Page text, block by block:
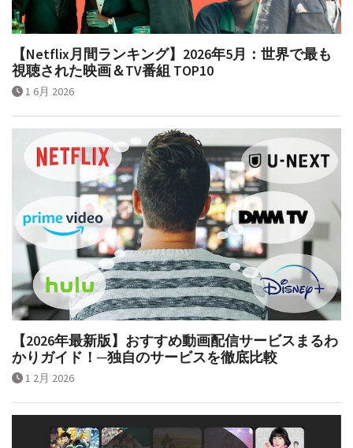
【Netflix月間ランキング】2026年5月：世界で最も
視聴された映画＆TV番組 TOP10
1 6月 2026
【2026年最新版】おすすめ動画配信サービスまるわ
かりガイド！─独自のサービスを徹底比較
1 2月 2026